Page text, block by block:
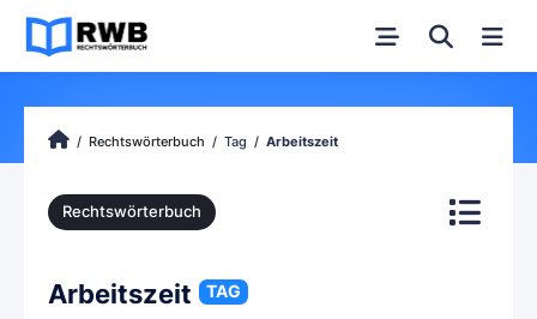
Rechtswörterbuch Tag Arbeitszeit
Rechtswörterbuch
Arbeitszeit TAG